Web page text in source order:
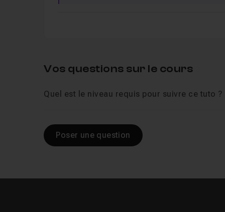
Vos questions sur le cours
Quel est le niveau requis pour suivre ce tuto ?
Poser une question